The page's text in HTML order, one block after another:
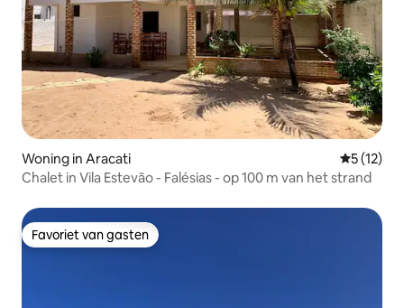
Woning in Aracati
5 (12)
Chalet in Vila Estevão - Falésias - op 100 m van het strand
Favoriet van gasten
Favoriet van gasten